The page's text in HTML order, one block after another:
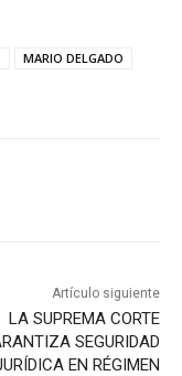
MARIO DELGADO
Artículo siguiente
LA SUPREMA CORTE
SEGURIDAD
EN RÉGIMEN